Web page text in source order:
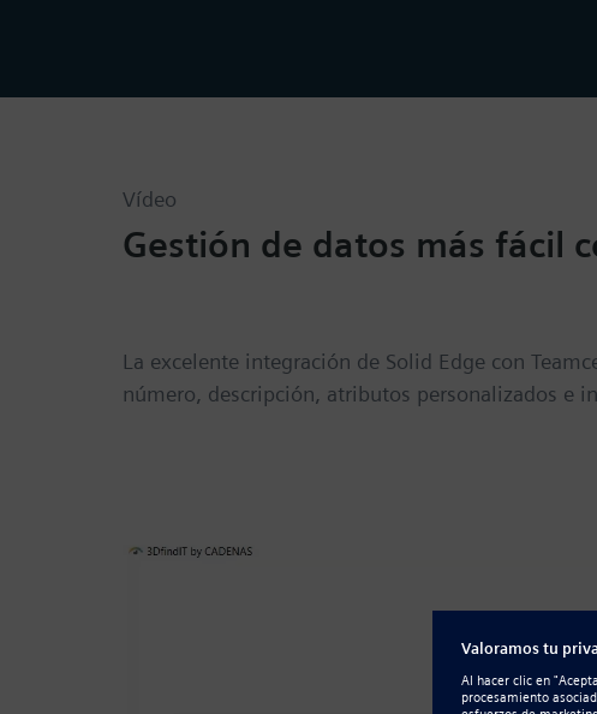
Vídeo
Gestión de datos más fácil
La excelente integración de Solid Edge con
número, descripción, atributos personalizados e